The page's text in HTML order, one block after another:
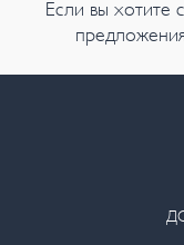
Если вы хотите